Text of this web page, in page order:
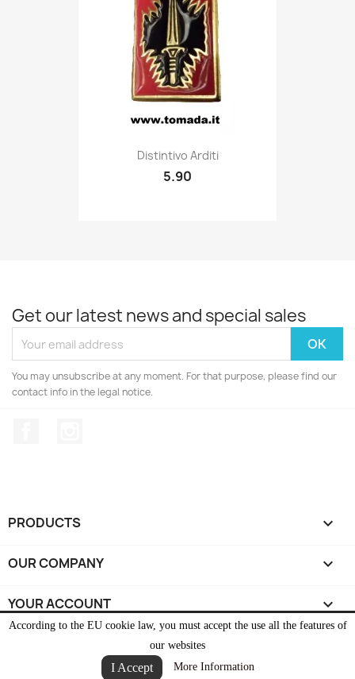
According to the EU cookie law, you must accept the use all the features of
our websites
I Accept More Information
Quick view
Distintivo Arditi
5.90
Get our latest news and special sales
You may unsubscribe at any moment. For that purpose, please find our
contact info in the legal notice.
PRODUCTS 
OUR COMPANY 
YOUR ACCOUNT 
© 2026 - Ecommerce software by PrestaShop™